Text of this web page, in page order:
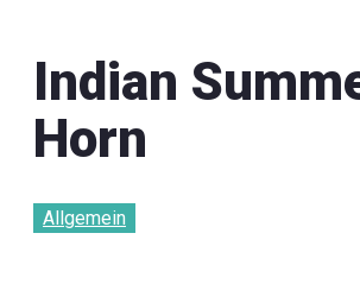
Indian
Horn
Allgemein